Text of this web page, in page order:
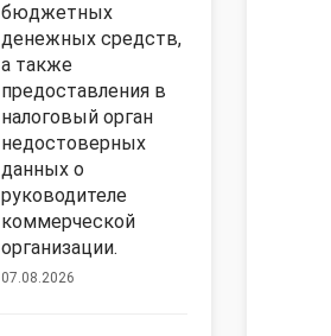
бюджетных
денежных средств,
а также
предоставления в
налоговый орган
недостоверных
данных о
руководителе
коммерческой
организации.
07.08.2026